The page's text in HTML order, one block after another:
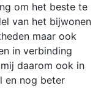
om het beste te
van het bijwonen
maar ook
in verbinding
daarom ook in
en nog beter